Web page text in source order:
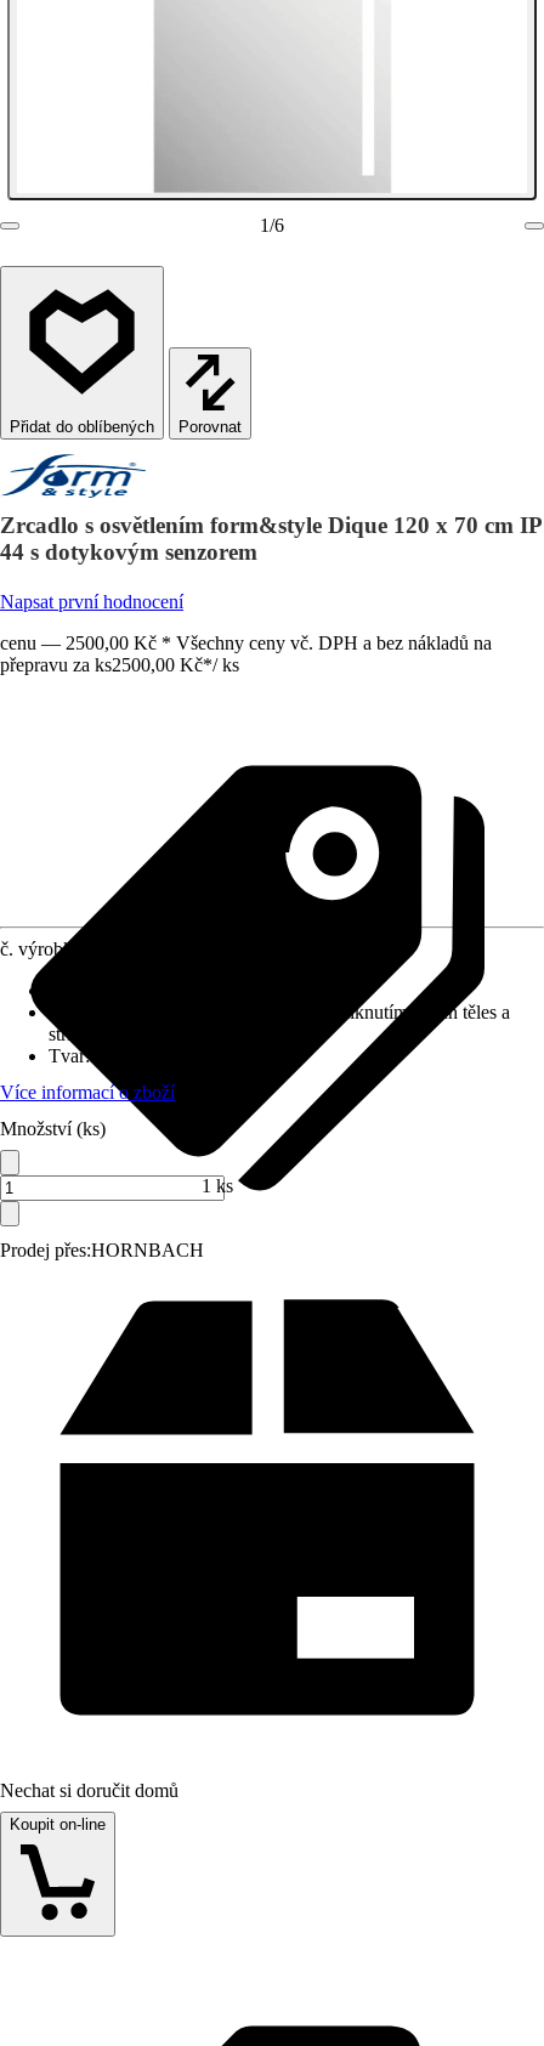
1/6
Porovnat
Zrcadlo s osvětlením form&style Dique 120 x 70 cm IP
44 s dotykovým senzorem
Napsat první hodnocení
cenu — 2500,00 Kč * Všechny ceny vč. DPH a bez nákladů na
přepravu za ks2500,00 Kč*/ ks
Prodej přes:HORNBACH
č. výrobku
IP 44 (chráněno před vniknutím cizích těles a
stříkající vody)
Tvar:
Více informací o zboží
Množství (ks)
1 ks
Nechat si doručit domů
Koupit on-line